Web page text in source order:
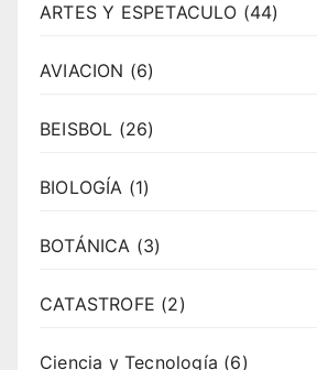
ARTES Y ESPETACULO (44)
AVIACION (6)
BEISBOL (26)
BIOLOGÍA (1)
BOTÁNICA (3)
CATASTROFE (2)
Ciencia y Tecnología (6)